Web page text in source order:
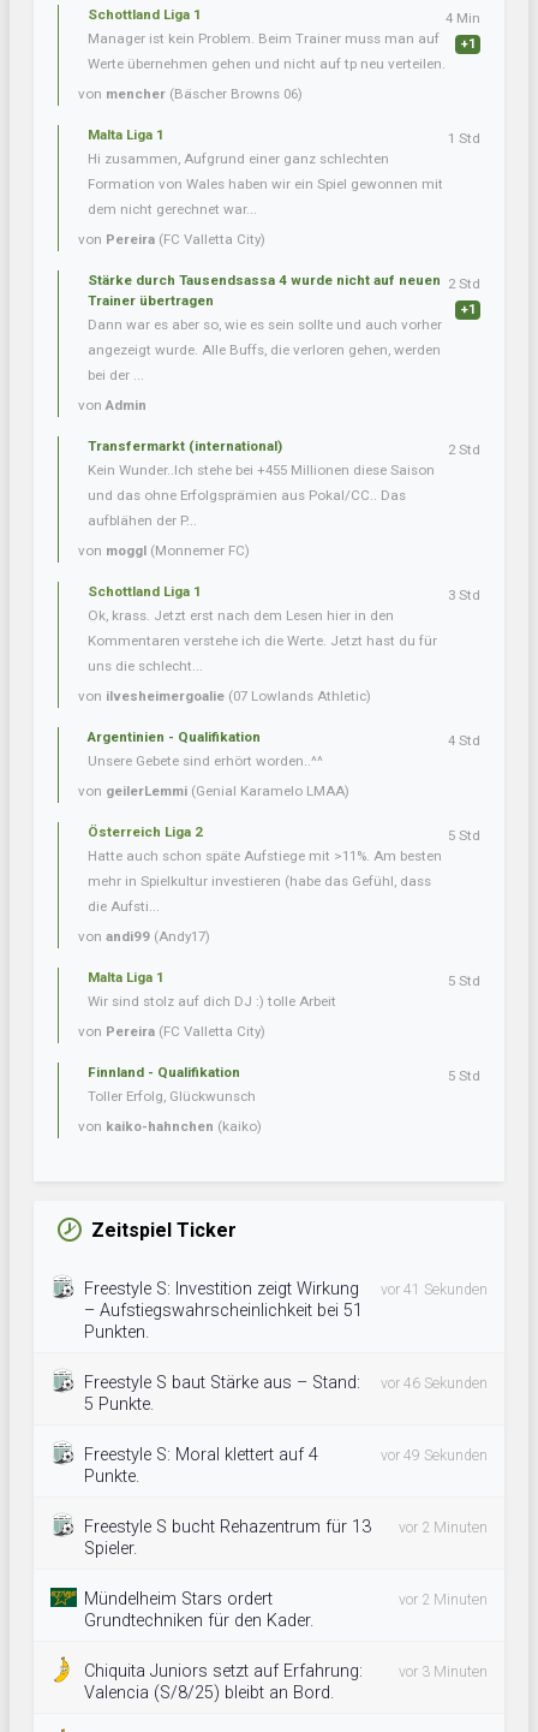
Schottland Liga 1
Manager ist kein Problem. Beim Trainer muss man auf
Werte übernehmen gehen und nicht auf tp neu verteilen.
von mencher (Bäscher Browns 06)
4 Min
+1
Malta Liga 1
Hi zusammen, Aufgrund einer ganz schlechten
Formation von Wales haben wir ein Spiel gewonnen mit
dem nicht gerechnet war...
von Pereira (FC Valletta City)
1 Std
Stärke durch Tausendsassa 4 wurde nicht auf neuen
Trainer übertragen
Dann war es aber so, wie es sein sollte und auch vorher
angezeigt wurde. Alle Buffs, die verloren gehen, werden
bei der ...
vonAdmin
2 Std
+1
Transfermarkt (international)
Kein Wunder..Ich stehe bei +455 Millionen diese Saison
und das ohne Erfolgsprämien aus Pokal/CC.. Das
aufblähen der P...
von moggl (Monnemer FC)
2 Std
Schottland Liga 1
Ok, krass. Jetzt erst nach dem Lesen hier in den
Kommentaren verstehe ich die Werte. Jetzt hast du für
uns die schlecht...
von ilvesheimergoalie (07 Lowlands Athletic)
3 Std
Argentinien - Qualifikation
Unsere Gebete sind erhört worden..^^
von geilerLemmi (Genial Karamelo LMAA)
4 Std
Österreich Liga 2
Hatte auch schon späte Aufstiege mit >11%. Am besten
mehr in Spielkultur investieren (habe das Gefühl, dass
die Aufsti...
von andi99 (Andy17)
5 Std
Malta Liga 1
Wir sind stolz auf dich DJ :) tolle Arbeit
von Pereira (FC Valletta City)
5 Std
Finnland - Qualifikation
Toller Erfolg, Glückwunsch
von kaiko-hahnchen (kaiko)
5 Std
Zeitspiel Ticker
Freestyle S: Investition zeigt Wirkung
– Aufstiegswahrscheinlichkeit bei 51
Punkten.
vor 41 Sekunden
Freestyle S baut Stärke aus – Stand:
5 Punkte.
vor 46 Sekunden
Freestyle S: Moral klettert auf 4
Punkte.
vor 49 Sekunden
Freestyle S bucht Rehazentrum für 13
Spieler.
vor 2 Minuten
Mündelheim Stars ordert
Grundtechniken für den Kader.
vor 2 Minuten
Chiquita Juniors setzt auf Erfahrung:
Valencia (S/8/25) bleibt an Bord.
vor 3 Minuten